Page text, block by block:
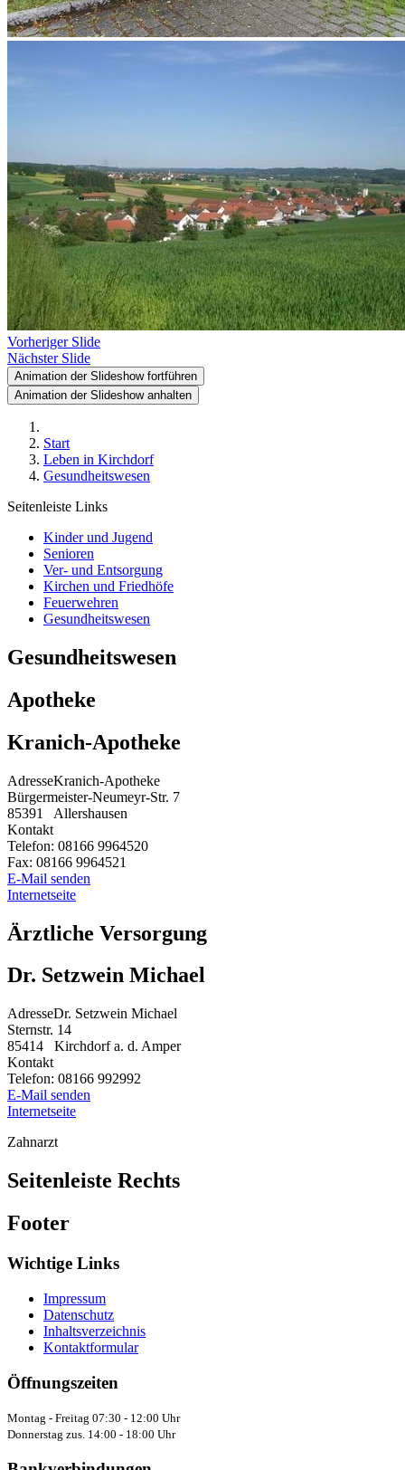
Vorheriger Slide
Nächster Slide
Animation der Slideshow fortführen
Animation der Slideshow anhalten
Start
Leben in Kirchdorf
Gesundheitswesen
Seitenleiste Links
Kinder und Jugend
Senioren
Ver- und Entsorgung
Kirchen und Friedhöfe
Feuerwehren
Gesundheitswesen
Gesundheitswesen
Apotheke
Kranich-Apotheke
AdresseKranich-Apotheke
Bürgermeister-Neumeyr-Str. 7
85391
Allershausen
Kontakt
Telefon: 08166 9964520
Fax: 08166 9964521
E-Mail senden
Internetseite
Ärztliche Versorgung
Dr. Setzwein Michael
AdresseDr. Setzwein Michael
Sternstr. 14
85414
Kirchdorf a. d. Amper
Kontakt
Telefon: 08166 992992
E-Mail senden
Internetseite
Zahnarzt
Seitenleiste Rechts
Footer
Wichtige Links
Impressum
Datenschutz
Inhaltsverzeichnis
Kontaktformular
Öffnungszeiten
Montag - Freitag 07:30 - 12:00 Uhr
Donnerstag zus. 14:00 - 18:00 Uhr